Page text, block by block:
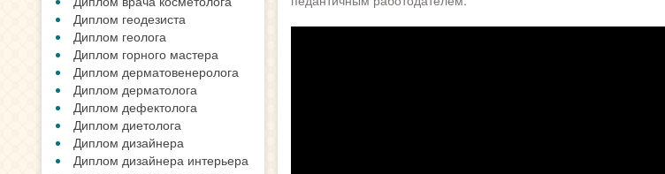
Диплом геодезиста
Диплом геолога
Диплом горного мастера
Диплом дерматовенеролога
Диплом дерматолога
Диплом дефектолога
Диплом диетолога
Диплом дизайнера
Диплом дизайнера интерьера